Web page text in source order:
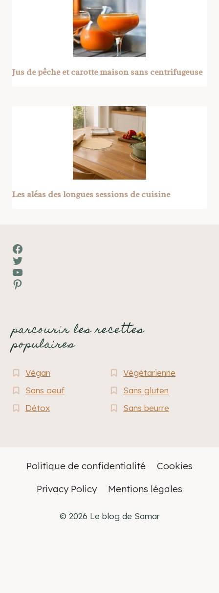
Jus de pêche et carotte maison sans centrifugeuse
Les aléas des longues sessions de cuisine
Facebook
Twitter
YouTube
Pinterest
parcourir les recettes
populaires
Végan
Végétarienne
Sans oeuf
Sans gluten
Détox
Sans beurre
Politique de confidentialité
Cookies
Privacy Policy
Mentions légales
© 2026 Le blog de Samar